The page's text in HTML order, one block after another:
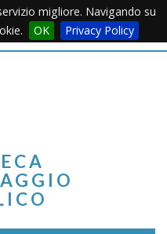
migliore. Navigando su
OK Privacy PolicyMenu